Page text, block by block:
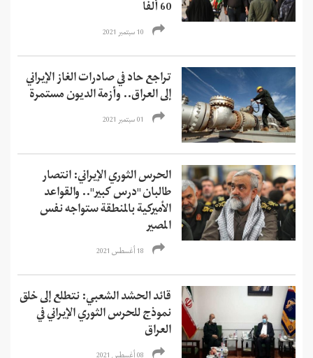
60 ألفا
10 سبتمبر 2021
تراجع حاد في صادرات الغاز الإيراني
إلى العراق.. وأزمة الديون مستمرة
01 سبتمبر 2021
الحرس الثوري الإيراني: انتصار
طالبان "درس كبير".. والقواعد
الأميركية بالمنطقة ستواجه نفس
المصير
18 أغسطس 2021
قائد الحشد الشعبي: نتطلع إلى خلق
نموذج للحرس الثوري الإيراني في
العراق